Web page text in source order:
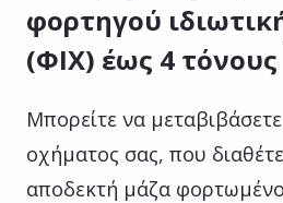
φορτηγού
(ΦΙΧ) έως 4 τόνους
Μπορείτε να
οχήματος σας, που
αποδεκτή μάζα